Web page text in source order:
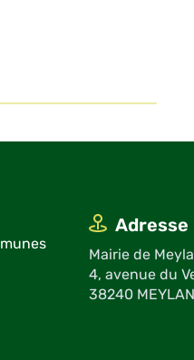
Adresse
Mairie de
4, avenue du
38240 MEYLAN